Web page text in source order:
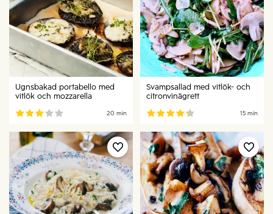
Ugnsbakad portabello med
vitlök och mozzarella
20 min
Svampsallad med vitlök- och
citronvinägrett
15 min